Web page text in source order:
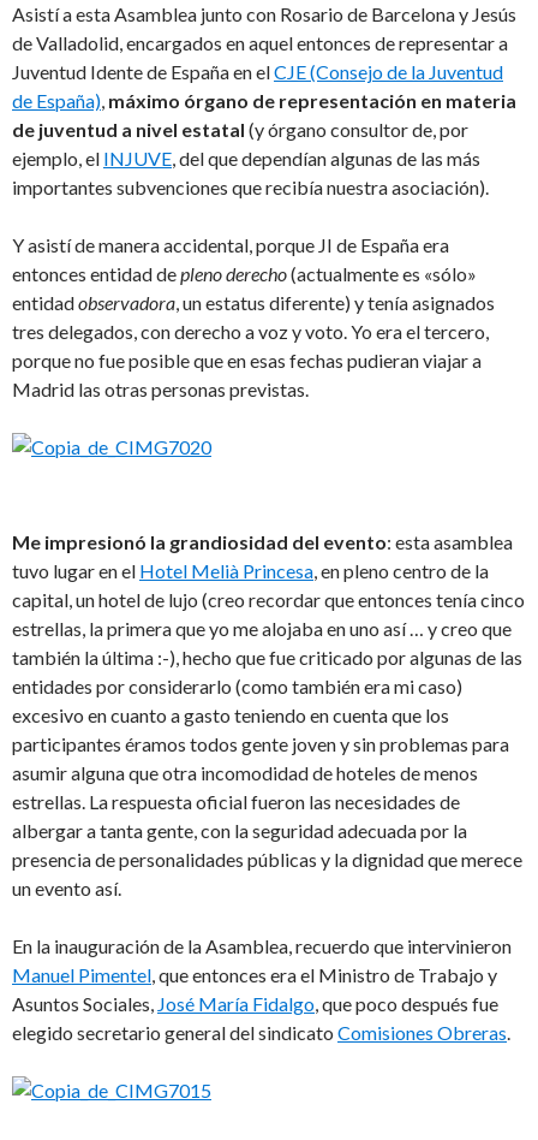
Asistí a esta Asamblea junto con Rosario de Barcelona y Jesús
de Valladolid, encargados en aquel entonces de representar a
Juventud Idente de España en elCJE (Consejo de la Juventud
de España), máximo órgano de representación en materia
de juventud a nivel estatal (y órgano consultor de, por
ejemplo, el INJUVE, del que dependían algunas de las más
importantes subvenciones que recibía nuestra asociación).
Y asistí de manera accidental, porque JI de España era
entonces entidad depleno derecho(actualmente es «sólo»
entidadobservadora, un estatus diferente) y tenía asignados
tres delegados, con derecho a voz y voto. Yo era el tercero,
porque no fue posible que en esas fechas pudieran viajar a
Madrid las otras personas previstas.
Me impresionó la grandiosidad del evento: esta asamblea
tuvo lugar en el Hotel Melià Princesa, en pleno centro de la
capital, un hotel de lujo (creo recordar que entonces tenía cinco
estrellas, la primera que yo me alojaba en uno así … y creo que
también la última :-), hecho que fue criticado por algunas de las
entidades por considerarlo (como también era mi caso)
excesivo en cuanto a gasto teniendo en cuenta que los
participantes éramos todos gente joven y sin problemas para
asumir alguna que otra incomodidad de hoteles de menos
estrellas. La respuesta oficial fueron las necesidades de
albergar a tanta gente, con la seguridad adecuada por la
presencia de personalidades públicas y la dignidad que merece
un evento así.
En la inauguración de la Asamblea, recuerdo que intervinieron
Manuel Pimentel, que entonces era el Ministro de Trabajo y
Asuntos Sociales, José María Fidalgo, que poco después fue
elegido secretario general del sindicato Comisiones Obreras.